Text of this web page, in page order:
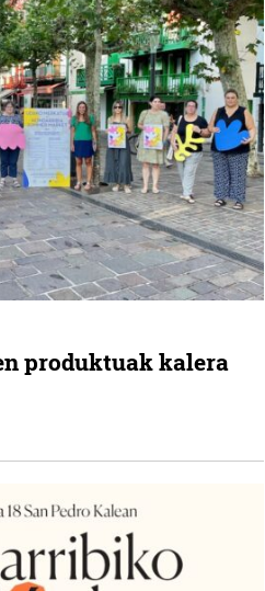
produktuak kalera